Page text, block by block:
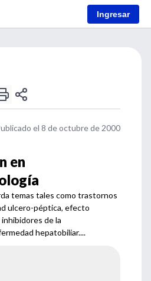
Ingresar
el 8 de octubre de 2000
en
temas tales como trastornos
ulcero-péptica, efecto
de la
hepatobiliar....